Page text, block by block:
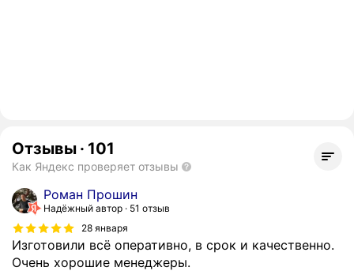
Отзывы · 101
Как Яндекс проверяет отзывы
Роман Прошин
Надёжный автор
51 отзыв
28 января
Изготовили всё оперативно, в срок и качественно.
Очень хорошие менеджеры.